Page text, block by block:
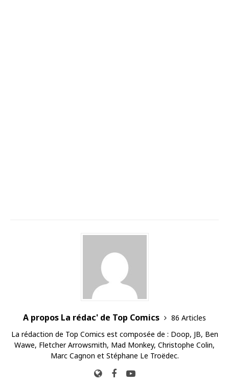
A propos La rédac' de Top Comics
86 Articles
La rédaction de Top Comics est composée de : Doop, JB, Ben
Wawe, Fletcher Arrowsmith, Mad Monkey, Christophe Colin,
Marc Cagnon et Stéphane Le Troëdec.